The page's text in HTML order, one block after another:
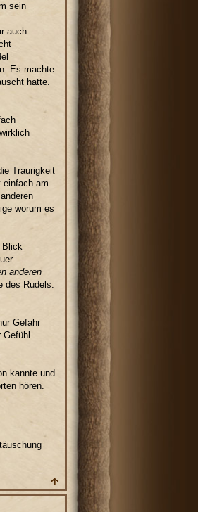
sein
auch
Es machte
hatte.
Traurigkeit
einfach am
worum es
Blick
anderen
des Rudels.
Gefahr
kannte und
hören.